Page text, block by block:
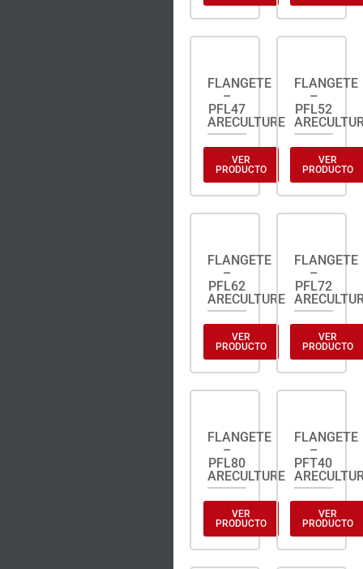
FLANGETE
–
PFL47
ARECULTURE
VER
PRODUCTO
FLANGETE
–
PFL52
VER
PRODUCTO
FLANGETE
–
PFL62
ARECULTURE
VER
PRODUCTO
FLANGETE
–
PFL72
VER
PRODUCTO
FLANGETE
–
PFL80
ARECULTURE
VER
PRODUCTO
FLANGETE
–
PFT40
VER
PRODUCTO